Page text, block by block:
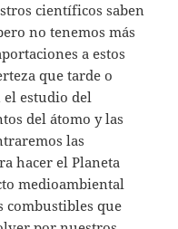
científicos saben
no tenemos más
a estos
que tarde o
estudio del
del átomo y las
las
hacer el Planeta
medioambiental
combustibles que